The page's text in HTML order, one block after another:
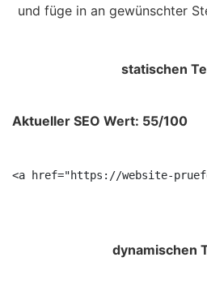
und füge in an gewünschter
statischen
Aktueller SEO Wert: 55/100
<a href="https://website-
dynamischen